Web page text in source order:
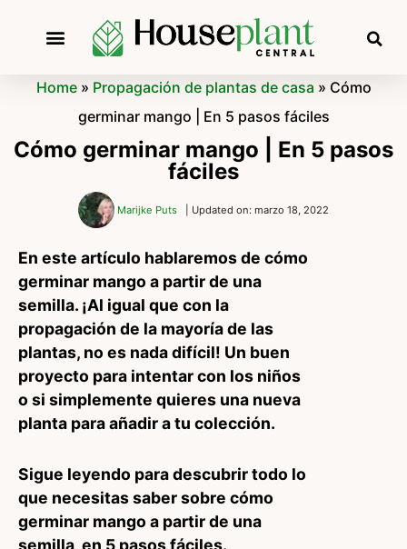
Home» Propagación de plantas de casa » Cómo
germinar mango | En 5 pasos fáciles
Cómo germinar mango | En 5 pasos
fáciles
Marijke Puts | Updated on: marzo 18, 2022
En este artículo hablaremos de cómo
germinar mango a partir de una
semilla. ¡Al igual que con la
propagación de la mayoría de las
plantas, no es nada difícil! Un buen
proyecto para intentar con los niños
o si simplemente quieres una nueva
planta para añadir a tu colección.
Sigue leyendo para descubrir todo lo
que necesitas saber sobre cómo
germinar mango a partir de una
semilla, en 5 pasos fáciles.